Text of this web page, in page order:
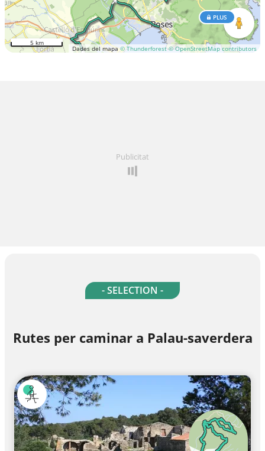
Dades del mapa© Thunderforest © OpenStreetMap contributors
PLUS
5 km
Publicitat
- SELECTION -
Rutes per caminar a Palau-saverdera